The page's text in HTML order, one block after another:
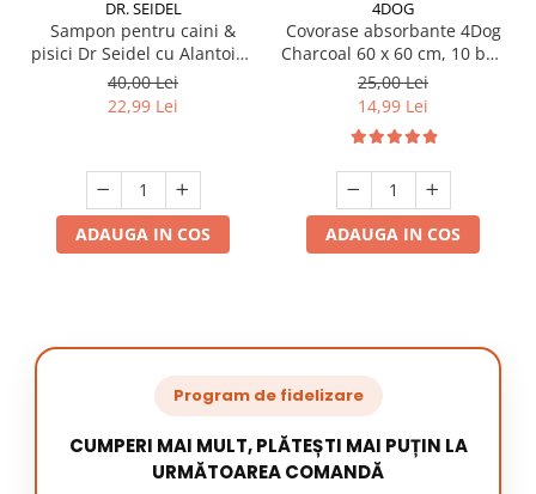
DR. SEIDEL
Sampon pentru caini &
pisici Dr Seidel cu Alantoina
220 ml
40,00 Lei
22,99 Lei
ADAUGA IN COS
4DOG
Covorase absorbante 4Dog
Charcoal 60 x 60 cm, 10 buc
/ pachet
25,00 Lei
14,99 Lei
ADAUGA IN COS
Program de fidelizare
CUMPERI MAI MULT, PLĂTEȘTI MAI PUȚIN LA
URMĂTOAREA COMANDĂ